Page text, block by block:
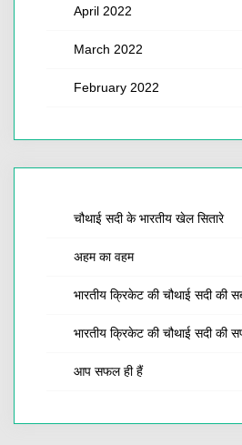
April 2022
March 2022
February 2022
चौथाई सदी के भारतीय खेल सितारे
अहम का वहम
भारतीय क्रिकेट की चौथाई सदी की
भारतीय क्रिकेट की चौथाई सदी की
आप सफल ही हैं